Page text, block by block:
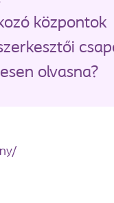
központok
olvasna?